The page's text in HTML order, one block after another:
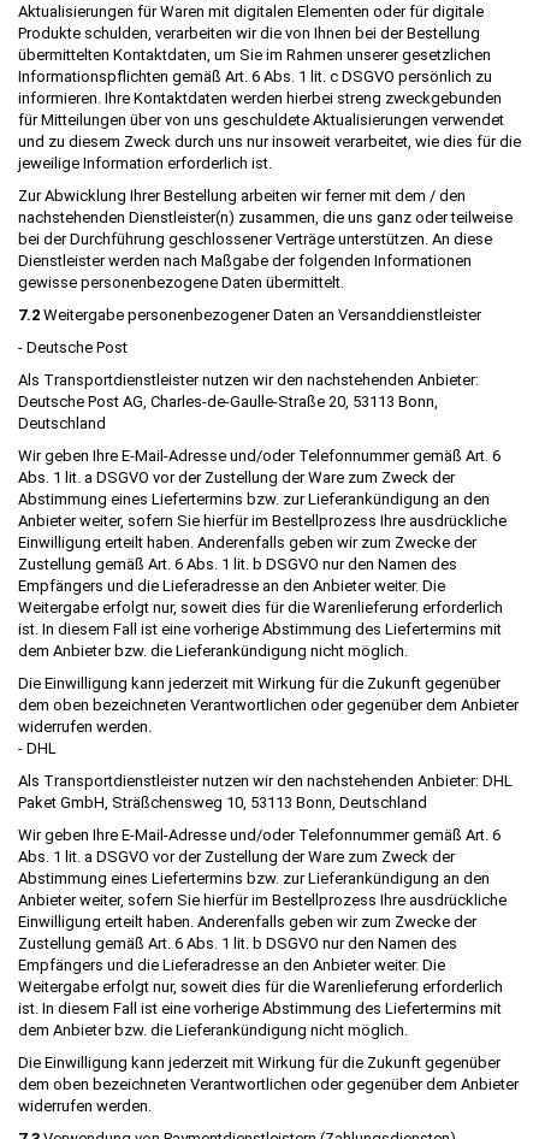
Aktualisierungen für Waren mit digitalen Elementen oder für digitale
Produkte schulden, verarbeiten wir die von Ihnen bei der Bestellung
übermittelten Kontaktdaten, um Sie im Rahmen unserer gesetzlichen
Informationspflichten gemäß Art. 6 Abs. 1 lit. c DSGVO persönlich zu
informieren. Ihre Kontaktdaten werden hierbei streng zweckgebunden
für Mitteilungen über von uns geschuldete Aktualisierungen verwendet
und zu diesem Zweck durch uns nur insoweit verarbeitet, wie dies für die
jeweilige Information erforderlich ist.
Zur Abwicklung Ihrer Bestellung arbeiten wir ferner mit dem / den
nachstehenden Dienstleister(n) zusammen, die uns ganz oder teilweise
bei der Durchführung geschlossener Verträge unterstützen. An diese
Dienstleister werden nach Maßgabe der folgenden Informationen
gewisse personenbezogene Daten übermittelt.
7.2 Weitergabe personenbezogener Daten an Versanddienstleister
- Deutsche Post
Als Transportdienstleister nutzen wir den nachstehenden Anbieter:
Deutsche Post AG, Charles-de-Gaulle-Straße 20, 53113 Bonn,
Deutschland
Wir geben Ihre E-Mail-Adresse und/oder Telefonnummer gemäß Art. 6
Abs. 1 lit. a DSGVO vor der Zustellung der Ware zum Zweck der
Abstimmung eines Liefertermins bzw. zur Lieferankündigung an den
Anbieter weiter, sofern Sie hierfür im Bestellprozess Ihre ausdrückliche
Einwilligung erteilt haben. Anderenfalls geben wir zum Zwecke der
Zustellung gemäß Art. 6 Abs. 1 lit. b DSGVO nur den Namen des
Empfängers und die Lieferadresse an den Anbieter weiter. Die
Weitergabe erfolgt nur, soweit dies für die Warenlieferung erforderlich
ist. In diesem Fall ist eine vorherige Abstimmung des Liefertermins mit
dem Anbieter bzw. die Lieferankündigung nicht möglich.
Die Einwilligung kann jederzeit mit Wirkung für die Zukunft gegenüber
dem oben bezeichneten Verantwortlichen oder gegenüber dem Anbieter
widerrufen werden.
- DHL
Als Transportdienstleister nutzen wir den nachstehenden Anbieter: DHL
Paket GmbH, Sträßchensweg 10, 53113 Bonn, Deutschland
Wir geben Ihre E-Mail-Adresse und/oder Telefonnummer gemäß Art. 6
Abs. 1 lit. a DSGVO vor der Zustellung der Ware zum Zweck der
Abstimmung eines Liefertermins bzw. zur Lieferankündigung an den
Anbieter weiter, sofern Sie hierfür im Bestellprozess Ihre ausdrückliche
Einwilligung erteilt haben. Anderenfalls geben wir zum Zwecke der
Zustellung gemäß Art. 6 Abs. 1 lit. b DSGVO nur den Namen des
Empfängers und die Lieferadresse an den Anbieter weiter. Die
Weitergabe erfolgt nur, soweit dies für die Warenlieferung erforderlich
ist. In diesem Fall ist eine vorherige Abstimmung des Liefertermins mit
dem Anbieter bzw. die Lieferankündigung nicht möglich.
Die Einwilligung kann jederzeit mit Wirkung für die Zukunft gegenüber
dem oben bezeichneten Verantwortlichen oder gegenüber dem Anbieter
widerrufen werden.